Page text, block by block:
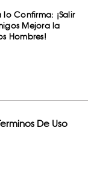
lo Confirma: ¡Salir
Mejora la
Hombres!
De Uso